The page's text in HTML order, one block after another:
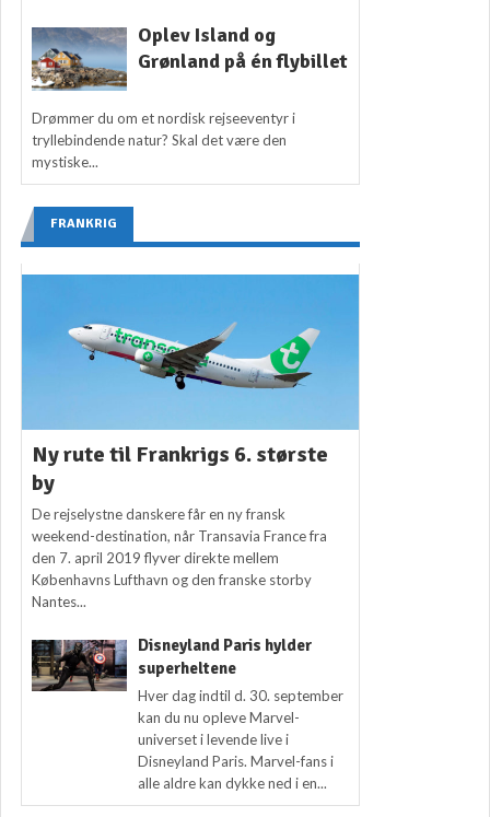
Oplev Island og
Grønland på én flybillet
Drømmer du om et nordisk rejseeventyr i
tryllebindende natur? Skal det være den
mystiske...
FRANKRIG
Ny rute til Frankrigs 6. største
by
De rejselystne danskere får en ny fransk
weekend-destination, når Transavia France fra
den 7. april 2019 flyver direkte mellem
Københavns Lufthavn og den franske storby
Nantes...
Disneyland Paris hylder
superheltene
Hver dag indtil d. 30. september
kan du nu opleve Marvel-
universet i levende live i
Disneyland Paris. Marvel-fans i
alle aldre kan dykke ned i en...